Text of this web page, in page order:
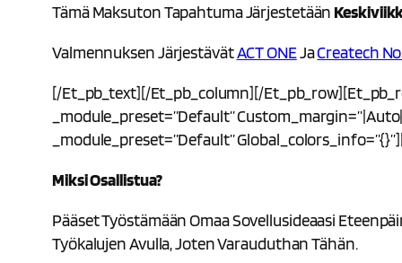
Tämä Maksuton Tapahtuma Järjestetään
Valmennuksen JärjestävätACT ONEJaCreatech
[/et_pb_text][/et_pb_column][/
_module_preset=”default”
_module_preset=”default”
Miksi Osallistua?
Pääset Työstämään Omaa Sovellusideaasi
Työkalujen Avulla, Joten Varauduthan Tähän.